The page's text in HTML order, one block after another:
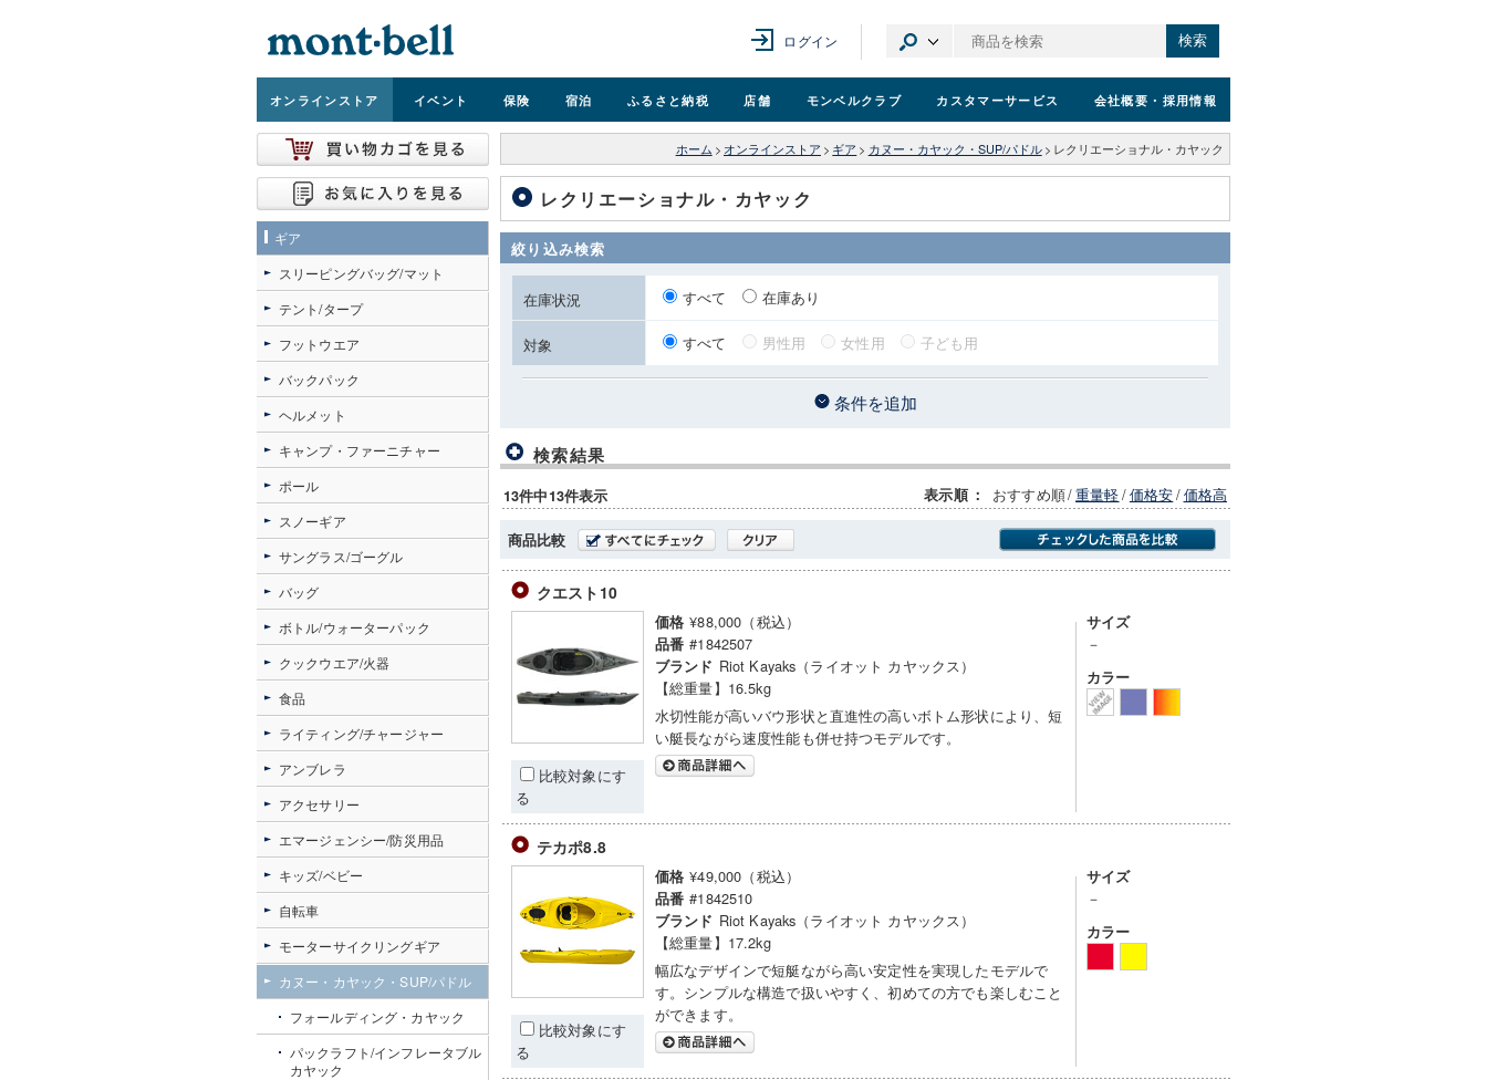
ログイン 検索
オンラインストア イベント 保険 宿泊 ふるさと納税 店舗 モンベルクラブ カスタマーサービス 会社概要 ・採用情報
ホーム > オンラインストア > ギア > カヌー・カヤック・SUP/パドル > レクリエーショナル・カヤック
レクリエーショナル・カヤック
絞り込み検索
在庫状況 すべて 在庫あり
対象 すべて 男性用 女性用 子ども用
条件を追加
検索結果
13件中13件表示 表示順 ： おすすめ順/重量軽/価格安/価格高
商品比較
クエスト10
比較対象にす
る
価格 ¥88,000（税込）
品番 #1842507
ブランド Riot Kayaks（ライオット カヤックス）
【総重量】16.5kg
水切性能が高いバウ形状と直進性の高いボトム形状により、短
い艇長ながら速度性能も併せ持つモデルです。
サイズ
－
カラー
テカポ8.8
比較対象にす
る
価格 ¥49,000（税込）
品番 #1842510
ブランド Riot Kayaks（ライオット カヤックス）
【総重量】17.2kg
幅広なデザインで短艇ながら高い安定性を実現したモデルで
す。シンプルな構造で扱いやすく、初めての方でも楽しむこと
ができます。
サイズ
－
カラー
ギア
スリーピングバッグ/マット
テント/タープ
フットウエア
バックパック
ヘルメット
キャンプ・ファーニチャー
ポール
スノーギア
サングラス/ゴーグル
バッグ
ボトル/ウォーターパック
クックウエア/火器
食品
ライティング/チャージャー
アンブレラ
アクセサリー
エマージェンシー/防災用品
キッズ/ベビー
自転車
モーターサイクリングギア
カヌー・カヤック・SUP/パドル
フォールディング・カヤック
パックラフト/インフレータブル
カヤック